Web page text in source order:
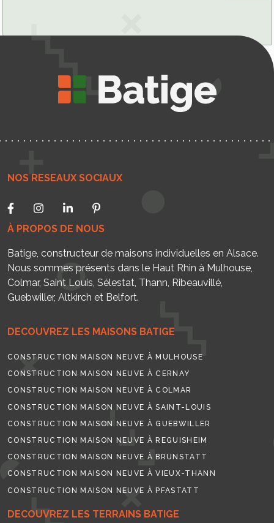
À PROPOS DE NOUS
Batige, constructeur de maisons individuelles en Alsace.
Nous sommes présents dans le Haut Rhin à Mulhouse,
Colmar, Saint Louis, Sélestat, Thann, Ribeauvillé,
Guebwiller, Altkirch et Belfort.
NOS RESEAUX SOCIAUX
DECOUVREZ LES MAISONS BATIGE
CONSTRUCTION MAISON NEUVE À MULHOUSE
CONSTRUCTION MAISON NEUVE À CERNAY
CONSTRUCTION MAISON NEUVE À COLMAR
CONSTRUCTION MAISON NEUVE À SAINT-LOUIS
CONSTRUCTION MAISON NEUVE À GUEBWILLER
CONSTRUCTION MAISON NEUVE À REGUISHEIM
CONSTRUCTION MAISON NEUVE À BRUNSTATT
CONSTRUCTION MAISON NEUVE À VIEUX-THANN
CONSTRUCTION MAISON NEUVE À PFASTATT
DECOUVREZ LES TERRAINS BATIGE